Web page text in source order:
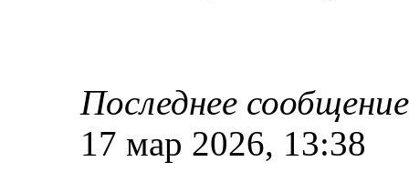
Последнее
17 мар 2026, 13:38